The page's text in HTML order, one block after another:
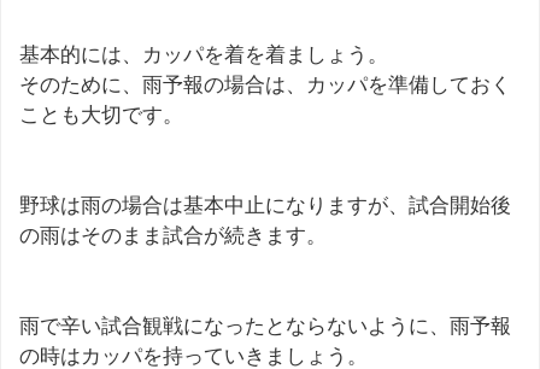
基本的には、カッパを着を着ましょう。
そのために、雨予報の場合は、カッパを準備しておく
ことも大切です。
野球は雨の場合は基本中止になりますが、試合開始後
の雨はそのまま試合が続きます。
雨で辛い試合観戦になったとならないように、雨予報
の時はカッパを持っていきましょう。